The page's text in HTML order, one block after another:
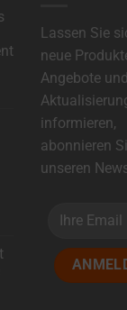
Lassen Sie
neue
Angebote
informieren,
abonnieren
unseren